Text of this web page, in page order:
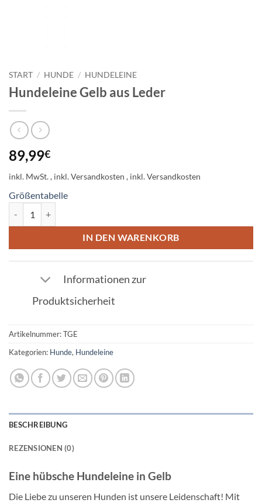
START / HUNDE / HUNDELEINE
Hundeleine Gelb aus Leder
89,99€
inkl. MwSt.
Größentabelle
IN DEN WARENKORB
Informationen zur
Produktsicherheit
Artikelnummer:TGE
Kategorien: Hunde, Hundeleine
BESCHREIBUNG
REZENSIONEN (0)
Eine hübsche Hundeleine in Gelb
Die Liebe zu unseren Hunden ist unsere Leidenschaft! Mit